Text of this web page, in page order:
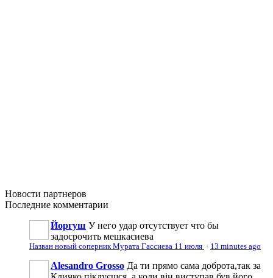
Новости партнеров
Последние комментарии
Йоргуш У него удар отсутствует что бы
задосрочить мешкасиева
Назван новый соперник Мурата Гассиева 11 июля · 13 minutes ago
Alesandro Grosso Да ти прямо сама доброта,так за